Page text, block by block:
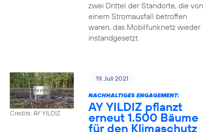
zwei Drittel der Standorte, die von
einem Stromausfall betroffen
waren, das Mobilfunknetz wieder
instandgesetzt.
Credits: AY YILDIZ
19. Juli 2021
NACHHALTIGES ENGAGEMENT:
AY YILDIZ pflanzt
erneut 1.500 Bäume
für den Klimaschutz